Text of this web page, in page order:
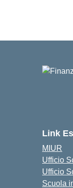
Link
MIUR
Ufficio
Ufficio
Scuola